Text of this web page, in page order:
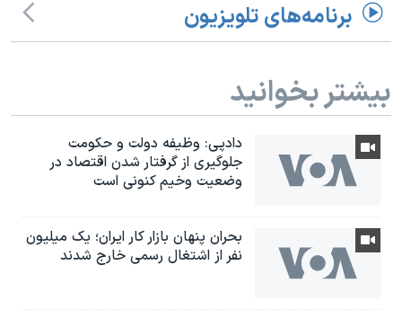
برنامه‌های تلویزیون
بیشتر بخوانید
دادپی: وظیفه دولت و حکومت
جلوگیری از گرفتار شدن اقتصاد در
وضعیت وخیم کنونی است
بحران پنهان بازار کار ایران؛ یک میلیون
نفر از اشتغال رسمی خارج شدند